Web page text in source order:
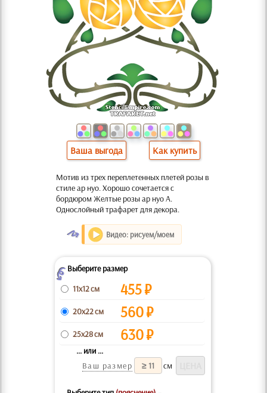
Ваша выгода Как купить
Мотив из трех переплетенных плетей розы в
стиле ар нуо. Хорошо сочетается с
бордюром Желтые розы ар нуо А.
Однослойный трафарет для декора.
O Видео: рисуем/моем
ZВыберите размер
11x12 см
455₽
20x22 см 560₽
25x28 см 630₽
... или ...
Ваш размер
см